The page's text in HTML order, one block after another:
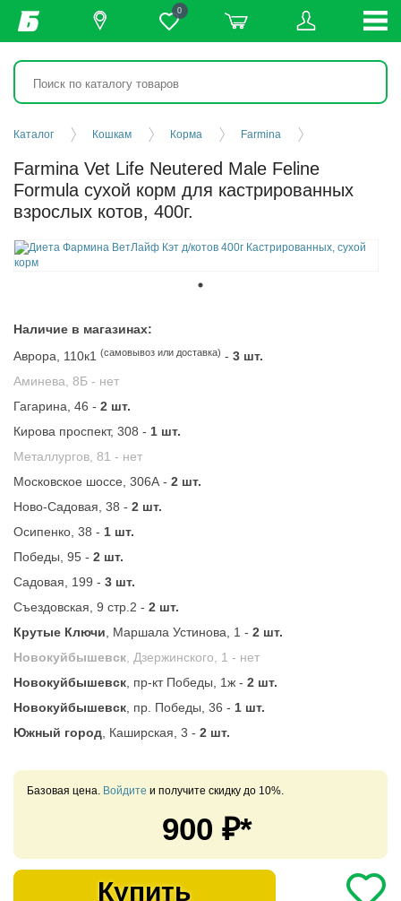
0
Каталог Кошкам Корма Farmina
Farmina Vet Life Neutered Male Feline
Formula сухой корм для кастрированных
взрослых котов, 400г.
Наличие в магазинах:
Аврора, 110к1 (самовывоз или доставка) - 3 шт.
Аминева, 8Б - нет
Гагарина, 46 - 2 шт.
Кирова проспект, 308 - 1 шт.
Металлургов, 81 - нет
Московское шоссе, 306А - 2 шт.
Ново-Садовая, 38 - 2 шт.
Осипенко, 38 - 1 шт.
Победы, 95 - 2 шт.
Садовая, 199 - 3 шт.
Съездовская, 9 стр.2 - 2 шт.
Крутые Ключи , Маршала Устинова, 1 - 2 шт.
Новокуйбышевск , Дзержинского, 1 - нет
Новокуйбышевск , пр-кт Победы, 1ж - 2 шт.
Новокуйбышевск , пр. Победы, 36 - 1 шт.
Южный город , Каширская, 3 - 2 шт.
Базовая цена. Войдите и получите скидку до 10%.
900 ₽*
Купить